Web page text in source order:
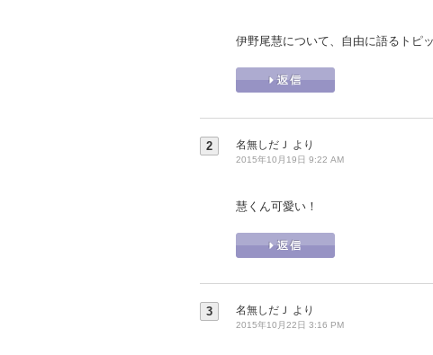
伊野尾慧について、自由に語るトピッ
2 名無しだＪ より
2015年10月19日 9:22 AM
慧くん可愛い！
3 名無しだＪ より
2015年10月22日 3:16 PM